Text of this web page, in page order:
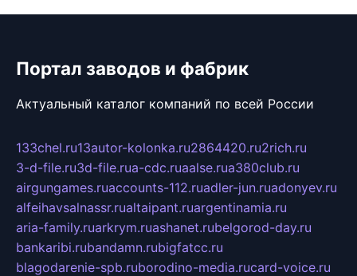
Портал заводов и фабрик
Актуальный каталог компаний по всей России
133chel.ru13autor-kolonka.ru2864420.ru2rich.ru
3-d-file.ru3d-file.rua-cdc.ruaalse.rua380club.ru
airgungames.ruaccounts-112.ruadler-jun.ruadonyev.ru
alfeihavsalnassr.rualtaipant.ruargentinamia.ru
aria-family.ruarkrym.ruashanet.rubelgorod-day.ru
bankaribi.rubandamn.rubigfatcc.ru
blagodarenie-spb.ruborodino-media.rucard-voice.ru